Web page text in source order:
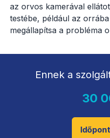
az orvos kamerával
testébe, például az
megállapítsa a probléma
Ennek a
30